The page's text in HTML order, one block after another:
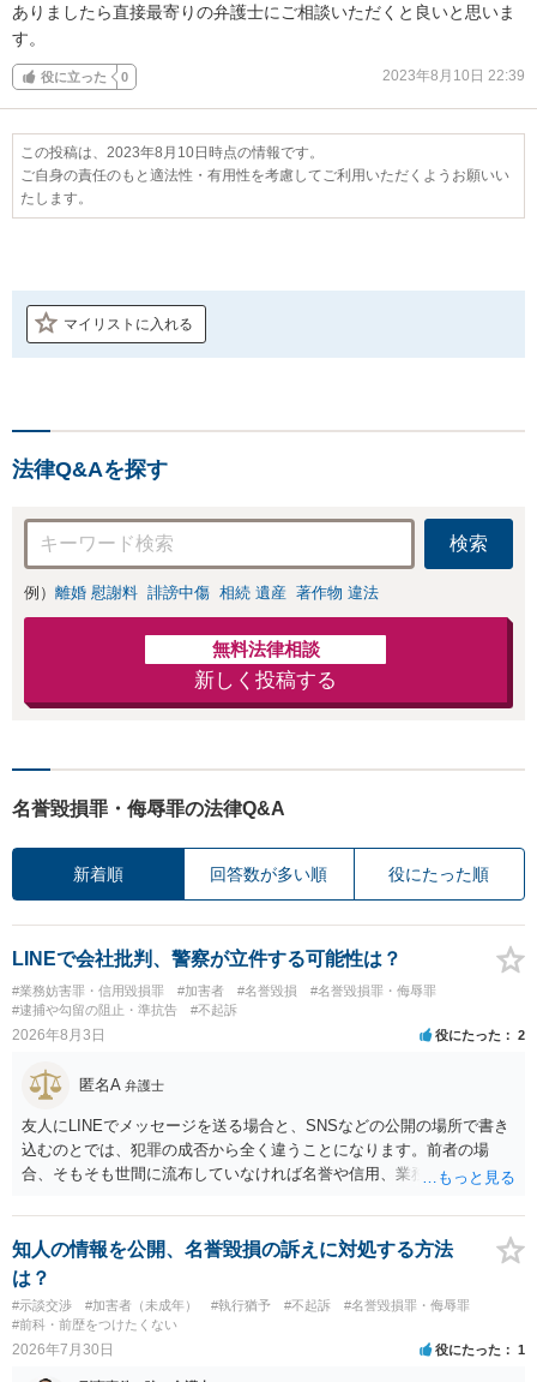
ありましたら直接最寄りの弁護士にご相談いただくと良いと思いま
す。
役に立った 0 2023年8月10日 22:39
この投稿は、2023年8月10日時点の情報です。
ご自身の責任のもと適法性・有用性を考慮してご利用いただくようお願いい
たします。
マイリストに入れる
法律Q&Aを探す
検索
例） 離婚 慰謝料 誹謗中傷 相続 遺産 著作物 違法
無料法律相談
新しく投稿する
名誉毀損罪・侮辱罪の法律Q&A
新着順 回答数が多い順 役にたった順
LINEで会社批判、警察が立件する可能性は？
#業務妨害罪・信用毀損罪 #加害者 #名誉毀損
#名誉毀損罪・侮辱罪
#逮捕や勾留の阻止・準抗告
#不起訴
2026年8月3日 役にたった 2
匿名A 弁護士
友人にLINEでメッセージを送る場合と、SNSなどの公開の場所で書き
込むのとでは、犯罪の成否から全く違うことになります。前者の場
合、そもそも世間に流布していなければ名誉や信用、業務にかかる犯
知人の情報を公開、名誉毀損の訴えに対処する方法
は？
#示談交渉 #加害者（未成年） #執行猶予 #不起訴
#名誉毀損罪・侮辱罪
#前科・前歴をつけたくない
2026年7月30日 役にたった 1